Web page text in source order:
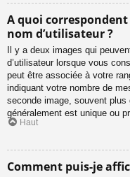
A quoi
nom d’utilisateur ?
Il y a deux images qui
d’utilisateur lorsque vous
peut être associée à votre
indiquant votre nombre de
seconde image, souvent plus
généralement est unique ou
Haut
Comment puis-je